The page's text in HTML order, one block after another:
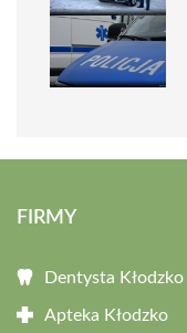
FIRMY
Dentysta Kłodzko
Apteka Kłodzko